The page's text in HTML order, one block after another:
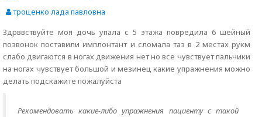
троценко лада павловна
Здрввствуйте моя дочь упала с 5 этажа повредила 6 шейный
позвонок поставили имплонтант и сломала таз в 2 местах рукм
слабо двигаются в ногах движения нет но все чувствует пальчики
на ногах чувствует большой и мезинец какие упражнения можно
делать подскажите пожалуйста
Рекомендовать какие-либо упражнения пациенту с такой